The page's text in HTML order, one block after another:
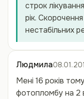
строк
рік.
нестабільних
Людмила
Мені 16 років
фотопломбу на 2